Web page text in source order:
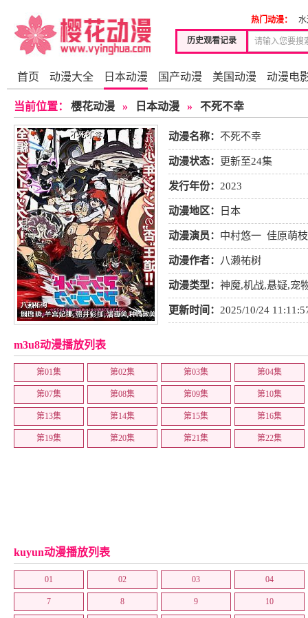
历史观看记录
热门动漫：
首页 动漫大全 日本动漫 国产动漫 美国动漫 动漫电
当前位置： 樱花动漫 » 日本动漫 » 不死不幸
动漫名称： 不死不幸
动漫状态： 更新至24集
发行年份： 2023
动漫地区： 日本
动漫演员： 中村悠一 佳原萌枝
山力也
动漫作者： 八濑祐树
动漫类型： 神魔,机战,悬疑,宠
励志,同人, 歌舞,少年,少年爱,
史,少女,职场,女性向,冒险,日语,
更新时间： 2025/10/24
m3u8动漫播放列表
第01集 第02集 第03集 第04集
第07集 第08集 第09集 第10集
第13集 第14集 第15集 第16集
第19集 第20集 第21集 第22集
kuyun动漫播放列表
01 02 03 04
7 8 9 10